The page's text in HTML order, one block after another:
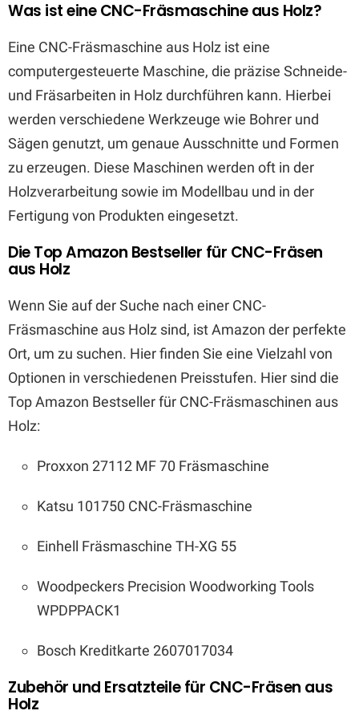
Was ist eine CNC-Fräsmaschine aus Holz?
Eine CNC-Fräsmaschine aus Holz ist eine
computergesteuerte Maschine, die präzise Schneide-
und Fräsarbeiten in Holz durchführen kann. Hierbei
werden verschiedene Werkzeuge wie Bohrer und
Sägen genutzt, um genaue Ausschnitte und Formen
zu erzeugen. Diese Maschinen werden oft in der
Holzverarbeitung sowie im Modellbau und in der
Fertigung von Produkten eingesetzt.
Die Top Amazon Bestseller für CNC-Fräsen
aus Holz
Wenn Sie auf der Suche nach einer CNC-
Fräsmaschine aus Holz sind, ist Amazon der perfekte
Ort, um zu suchen. Hier finden Sie eine Vielzahl von
Optionen in verschiedenen Preisstufen. Hier sind die
Top Amazon Bestseller für CNC-Fräsmaschinen aus
Holz:
Proxxon 27112 MF 70 Fräsmaschine
Katsu 101750 CNC-Fräsmaschine
Einhell Fräsmaschine TH-XG 55
Woodpeckers Precision Woodworking Tools
WPDPPACK1
Bosch Kreditkarte 2607017034
Zubehör und Ersatzteile für CNC-Fräsen aus
Holz